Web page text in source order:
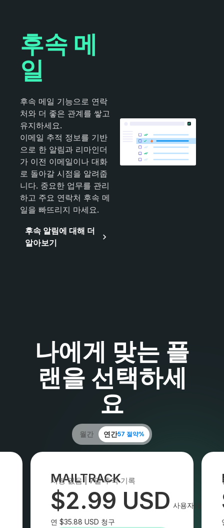
후속 메
일
후속 메일 기능으로 연락
처와 더 좋은 관계를 쌓고
유지하세요.
이메일 추적 정보를 기반
으로 한 알림과 리마인더
가 이전 이메일이나 대화
로 돌아갈 시점을 알려줍
니다. 중요한 업무를 관리
하고 주요 연락처 후속 메
일을 빠뜨리지 마세요.
후속 알림에 대해 더
알아보기
나에게 맞는 플
랜을 선택하세
요
월간 연간57 절약%
MAILTRACK
서명 없음 | 7일 추적 기록
$2.99 USD 사용자/월
연 $35.88 USD 청구